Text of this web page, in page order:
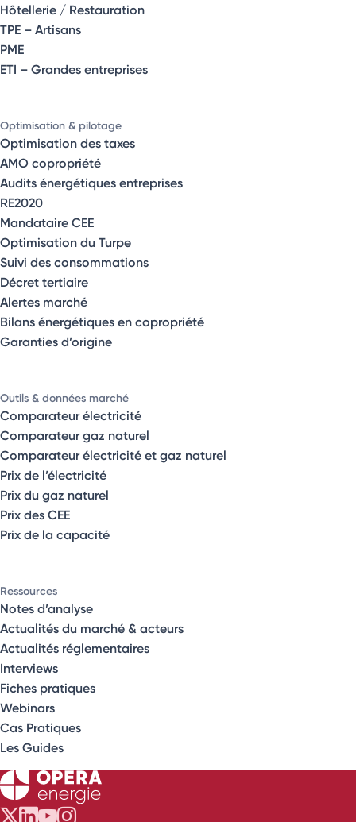
Hôtellerie / Restauration
TPE – Artisans
PME
ETI – Grandes entreprises
Optimisation & pilotage
Optimisation des taxes
AMO copropriété
Audits énergétiques entreprises
RE2020
Mandataire CEE
Optimisation du Turpe
Suivi des consommations
Décret tertiaire
Alertes marché
Bilans énergétiques en copropriété
Garanties d’origine
Outils & données marché
Comparateur électricité
Comparateur gaz naturel
Comparateur électricité et gaz naturel
Prix de l’électricité
Prix du gaz naturel
Prix des CEE
Prix de la capacité
Ressources
Notes d’analyse
Actualités du marché & acteurs
Actualités réglementaires
Interviews
Fiches pratiques
Webinars
Cas Pratiques
Les Guides
Opéra Énergie sur Twitter
Opéra Énergie sur LinkedIn
Opéra Énergie sur Youtube
Opéra Énergie sur Instagram